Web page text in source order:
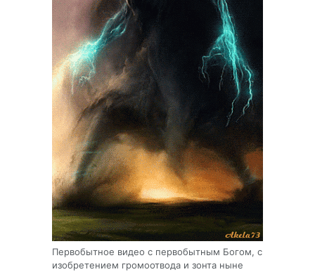
Первобытное видео с первобытным Богом, с
изобретением громоотвода и зонта ныне